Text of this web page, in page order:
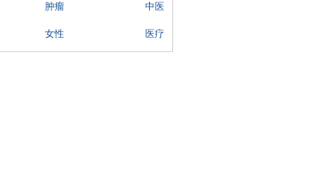
肿瘤 中医
女性 医疗